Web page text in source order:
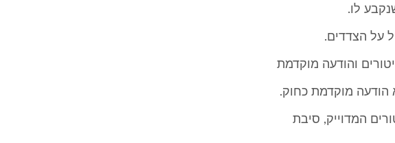
לו.
על הצדדים.
והודעה מוקדמת
המדוייק, סיבת